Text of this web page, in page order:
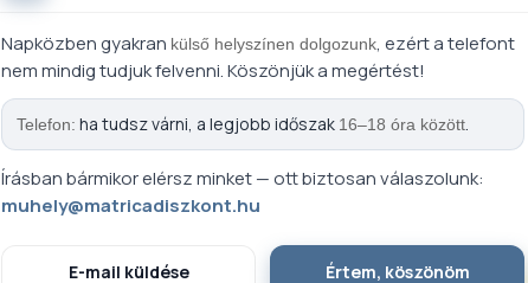
Napközben gyakran külső helyszínen dolgozunk, ezért a telefont
nem mindig tudjuk felvenni. Köszönjük a megértést!
Telefon: ha tudsz várni, a legjobb időszak 16–18 óra között
Írásban bármikor elérsz minket — ott biztosan válaszolunk:
muhely@matricadiszkont.hu
E-mail küldése Értem, köszönöm